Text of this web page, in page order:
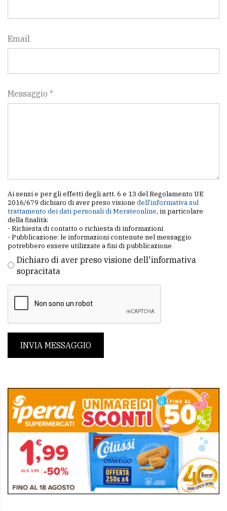
Email
Messaggio *
Ai sensi e per gli effetti degli artt. 6 e 13 del Regolamento UE
2016/679 dichiaro di aver preso visione dell'informativa sul
trattamento dei dati personali di Merateonline, in particolare
della finalità:
- Richiesta di contatto o richiesta di informazioni
- Pubblicazione: le informazioni contenute nel messaggio
potrebbero essere utilizzate a fini di pubblicazione
Dichiaro di aver preso visione dell'informativa
sopracitata
INVIA MESSAGGIO